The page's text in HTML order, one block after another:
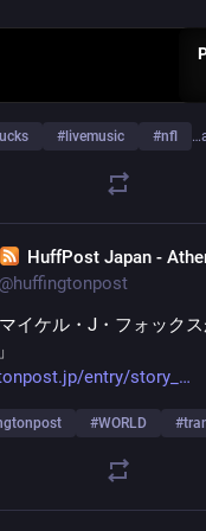
# livemusic #nfl
HuffPost Japan -
@huffingtonpost
イケル・J・フォック
entry/story_
#WORLD #